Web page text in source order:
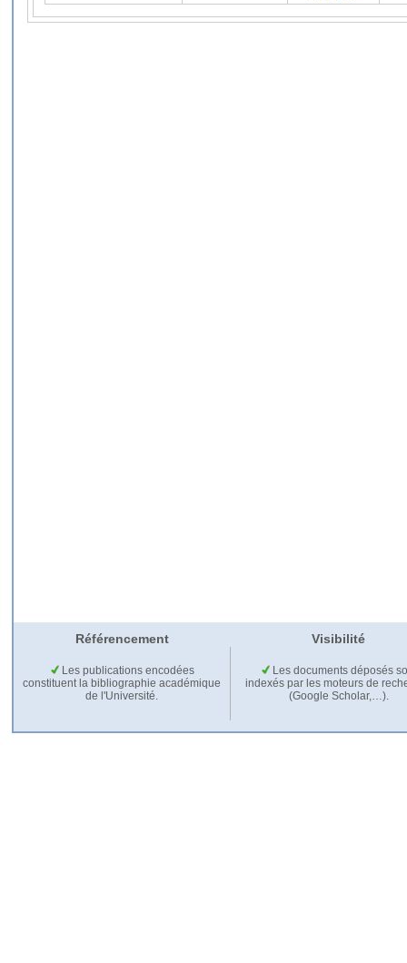
Référencement Visibilité
Les publications encodées
constituent la bibliographie académique
de l'Université.
Les documents déposés
indexés par les moteurs de
(Google Scholar,…).